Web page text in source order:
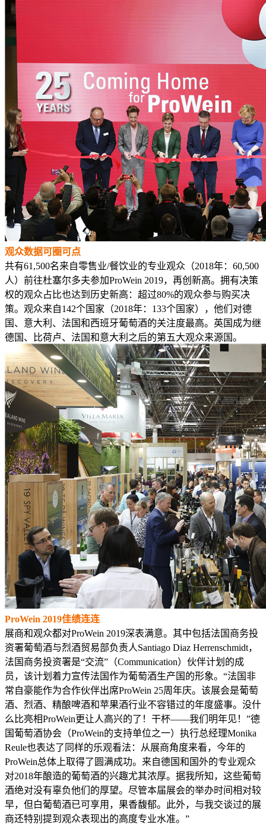
观众数据可圈可点
共有61,500名来自零售业/餐饮业的专业观众（2018年：60,500
人）前往杜塞尔多夫参加ProWein 2019，再创新高。拥有决策
权的观众占比也达到历史新高：超过80%的观众参与购买决
策。观众来自142个国家（2018年：133个国家），他们对德
国、意大利、法国和西班牙葡萄酒的关注度最高。英国成为继
德国、比荷卢、法国和意大利之后的第五大观众来源国。
ProWein 2019佳绩连连
展商和观众都对ProWein 2019深表满意。其中包括法国商务投
资署葡萄酒与烈酒贸易部负责人Santiago Diaz Herrenschmidt，
法国商务投资署是“交流”（Communication）伙伴计划的成
员，该计划着力宣传法国作为葡萄酒生产国的形象。“法国非
常自豪能作为合作伙伴出席ProWein 25周年庆。该展会是葡萄
酒、烈酒、精酿啤酒和苹果酒行业不容错过的年度盛事。没什
么比亮相ProWein更让人高兴的了！干杯——我们明年见！”德
国葡萄酒协会（ProWein的支持单位之一）执行总经理Monika
Reule也表达了同样的乐观看法：从展商角度来看，今年的
ProWein总体上取得了圆满成功。来自德国和国外的专业观众
对2018年酿造的葡萄酒的兴趣尤其浓厚。据我所知，这些葡萄
酒绝对没有辜负他们的厚望。尽管本届展会的举办时间相对较
早，但白葡萄酒已可享用，果香馥郁。此外，与我交谈过的展
商还特别提到观众表现出的高度专业水准。”